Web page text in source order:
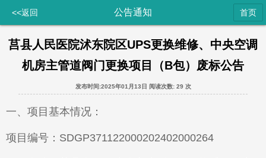
<<返回 公告通知 首页
莒县人民医院沭东院区UPS更换维修、中央空调
机房主管道阀门更换项目（B包）废标公告
发布时间:2025年01月13日 阅读次数: 29 次
一、项目基本情况：
项目编号：SDGP371122000202402000264